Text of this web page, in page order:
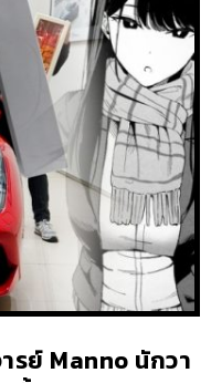
รย์ Manno นักวา